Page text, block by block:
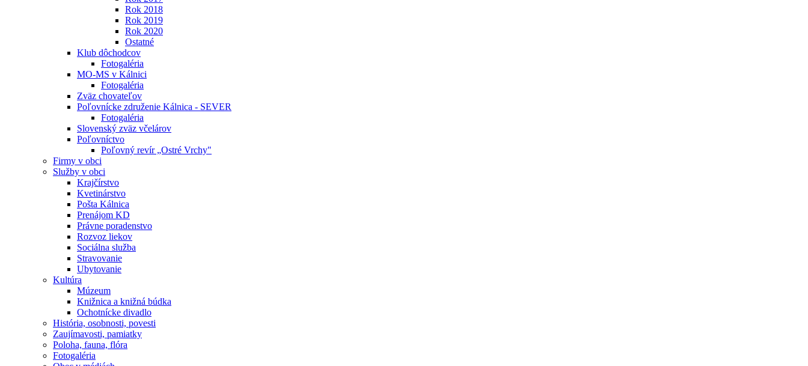
Rok 2018
Rok 2019
Rok 2020
Ostatné
Klub dôchodcov
Fotogaléria
MO-MS v Kálnici
Fotogaléria
Zväz chovateľov
Poľovnícke združenie Kálnica - SEVER
Fotogaléria
Slovenský zväz včelárov
Poľovníctvo
Poľovný revír „Ostré Vrchy"
Firmy v obci
Služby v obci
Krajčírstvo
Kvetinárstvo
Pošta Kálnica
Prenájom KD
Právne poradenstvo
Rozvoz liekov
Sociálna služba
Stravovanie
Ubytovanie
Kultúra
Múzeum
Knižnica a knižná búdka
Ochotnícke divadlo
História, osobnosti, povesti
Zaujímavosti, pamiatky
Poloha, fauna, flóra
Fotogaléria